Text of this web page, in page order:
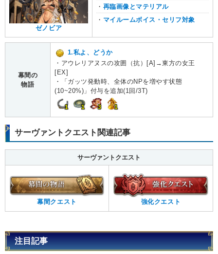
ゼノビア
・ 再臨画像とマテリアル
・ マイルームボイス・セリフ対象
幕間の
物語
1.私よ、どうか
・アウレリアヌスの攻囲（抗）[A]→東方の女王
[EX]
・「ガッツ発動時、全体のNPを増やす状態
(10~20%)」付与を追加(1回/3T)
1 1 3 1
サーヴァントクエスト関連記事
サーヴァントクエスト
幕間クエスト 強化クエスト
注目記事